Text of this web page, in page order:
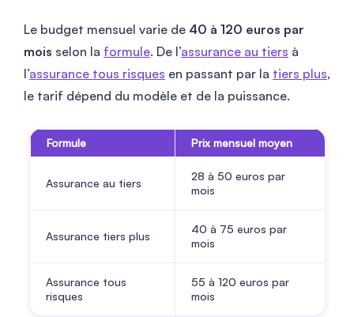
Le budget mensuel varie de 40 à 120 euros par
mois selon la formule. De l’assurance au tiers à
l’assurance tous risques en passant par la tiers plus,
le tarif dépend du modèle et de la puissance.
Formule Prix mensuel moyen
Assurance au tiers
28 à 50 euros par
mois
Assurance tiers plus
40 à 75 euros par
mois
Assurance tous
risques
55 à 120 euros par
mois